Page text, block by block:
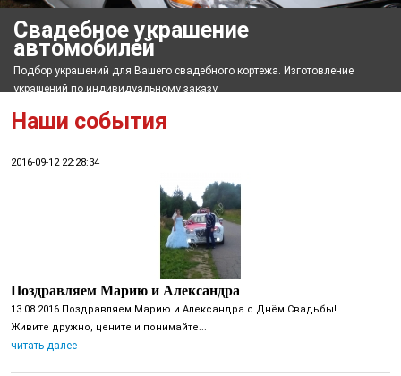
Свадебное украшение
автомобилей
Подбор украшений для Вашего свадебного кортежа. Изготовление
украшений по индивидуальному заказу.
Наши события
2016-09-12 22:28:34
Поздравляем Марию и Александра
13.08.2016 Поздравляем Марию и Александра с Днём Свадьбы!
Живите дружно, цените и понимайте...
читать далее